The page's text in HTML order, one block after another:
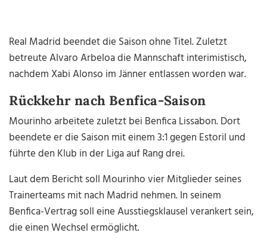
Real Madrid beendet die Saison ohne Titel. Zuletzt
betreute Alvaro Arbeloa die Mannschaft interimistisch,
nachdem Xabi Alonso im Jänner entlassen worden war.
Rückkehr nach Benfica-Saison
Mourinho arbeitete zuletzt bei Benfica Lissabon. Dort
beendete er die Saison mit einem 3:1 gegen Estoril und
führte den Klub in der Liga auf Rang drei.
Laut dem Bericht soll Mourinho vier Mitglieder seines
Trainerteams mit nach Madrid nehmen. In seinem
Benfica-Vertrag soll eine Ausstiegsklausel verankert sein,
die einen Wechsel ermöglicht.